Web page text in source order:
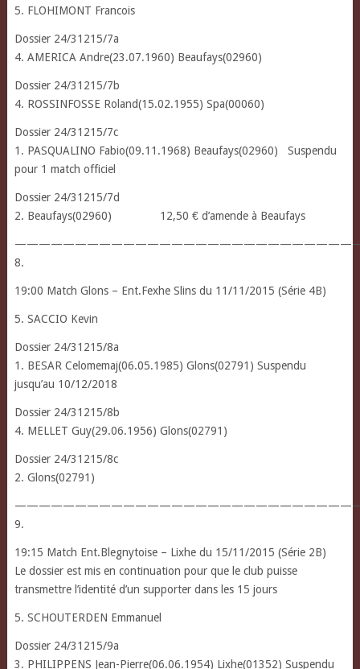
5. FLOHIMONT Francois
Dossier 24/31215/7a
4. AMERICA Andre(23.07.1960) Beaufays(02960)
Dossier 24/31215/7b
4. ROSSINFOSSE Roland(15.02.1955) Spa(00060)
Dossier 24/31215/7c
1. PASQUALINO Fabio(09.11.1968) Beaufays(02960) Suspendu
pour 1 match officiel
Dossier 24/31215/7d
2. Beaufays(02960) 12,50 € d’amende à Beaufays
8.
19:00 Match Glons – Ent.Fexhe Slins du 11/11/2015 (Série 4B)
5. SACCIO Kevin
Dossier 24/31215/8a
1. BESAR Celomemaj(06.05.1985) Glons(02791) Suspendu
jusqu’au 10/12/2018
Dossier 24/31215/8b
4. MELLET Guy(29.06.1956) Glons(02791)
Dossier 24/31215/8c
2. Glons(02791)
9.
19:15 Match Ent.Blegnytoise – Lixhe du 15/11/2015 (Série 2B)
Le dossier est mis en continuation pour que le club puisse
transmettre l’identité d’un supporter dans les 15 jours
5. SCHOUTERDEN Emmanuel
Dossier 24/31215/9a
3. PHILIPPENS Jean-Pierre(06.06.1954) Lixhe(01352) Suspendu